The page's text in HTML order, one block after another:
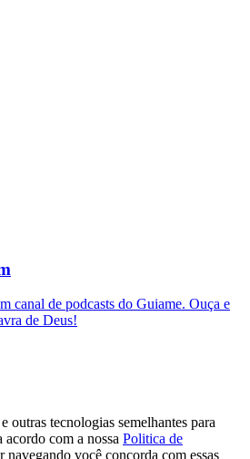
canal de podcasts do Guiame. Ouça e
de Deus!
outras tecnologias semelhantes para
acordo com a nossa Politica de
navegando você concorda com essas